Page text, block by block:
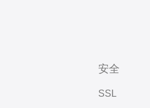
安全
SSL